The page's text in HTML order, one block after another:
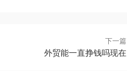
下一篇
外贸能一直挣钱吗现在